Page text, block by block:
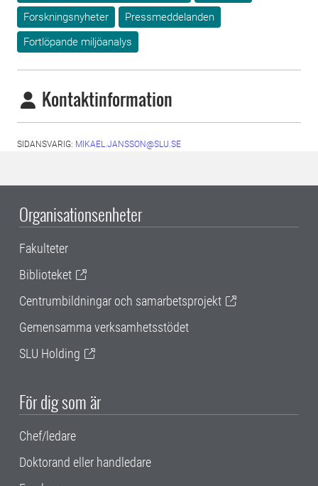
Forskningsnyheter
Pressmeddelanden
Fortlöpande miljöanalys
Kontaktinformation
SIDANSVARIG: MIKAEL.JANSSON@SLU.SE
Organisationsenheter
Fakulteter
Biblioteket
Centrumbildningar och samarbetsprojekt
Gemensamma verksamhetsstödet
SLU Holding
För dig som är
Chef/ledare
Doktorand eller handledare